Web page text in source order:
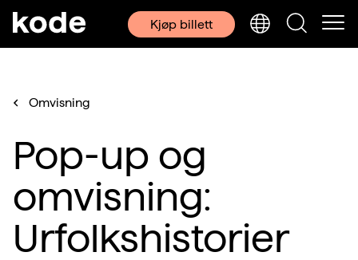
Kjøp billett
Omvisning
Pop-up og
omvisning:
Urfolkshistorier